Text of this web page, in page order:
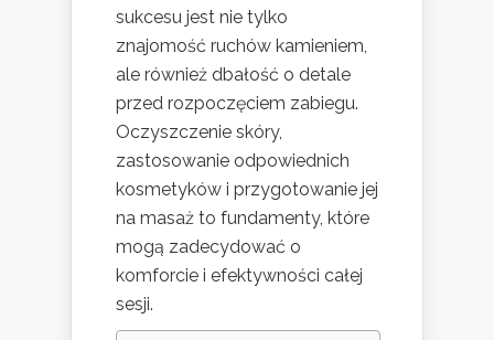
sukcesu jest nie tylko
znajomość ruchów kamieniem,
ale również dbałość o detale
przed rozpoczęciem zabiegu.
Oczyszczenie skóry,
zastosowanie odpowiednich
kosmetyków i przygotowanie jej
na masaż to fundamenty, które
mogą zadecydować o
komforcie i efektywności całej
sesji.